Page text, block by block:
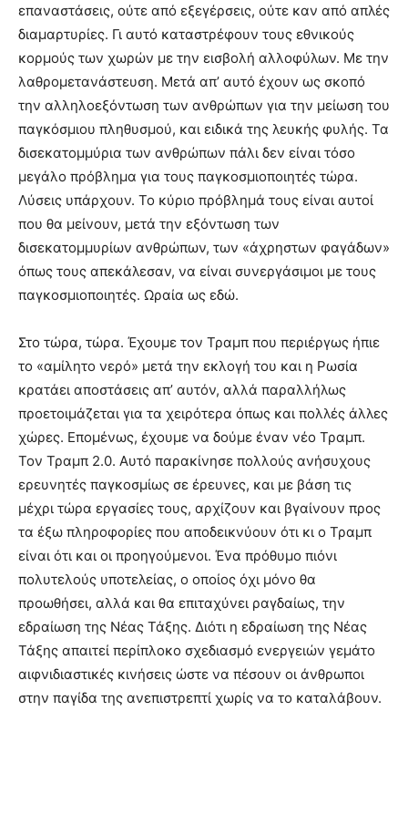
επαναστάσεις, ούτε από εξεγέρσεις, ούτε καν από απλές
διαμαρτυρίες. Γι αυτό καταστρέφουν τους εθνικούς
κορμούς των χωρών με την εισβολή αλλοφύλων. Με την
λαθρομετανάστευση. Μετά απ’ αυτό έχουν ως σκοπό
την αλληλοεξόντωση των ανθρώπων για την μείωση του
παγκόσμιου πληθυσμού, και ειδικά της λευκής φυλής. Τα
δισεκατομμύρια των ανθρώπων πάλι δεν είναι τόσο
μεγάλο πρόβλημα για τους παγκοσμιοποιητές τώρα.
Λύσεις υπάρχουν. Το κύριο πρόβλημά τους είναι αυτοί
που θα μείνουν, μετά την εξόντωση των
δισεκατομμυρίων ανθρώπων, των «άχρηστων φαγάδων»
όπως τους απεκάλεσαν, να είναι συνεργάσιμοι με τους
παγκοσμιοποιητές. Ωραία ως εδώ.
Στο τώρα, τώρα. Έχουμε τον Τραμπ που περιέργως ήπιε
το «αμίλητο νερό» μετά την εκλογή του και η Ρωσία
κρατάει αποστάσεις απ’ αυτόν, αλλά παραλλήλως
προετοιμάζεται για τα χειρότερα όπως και πολλές άλλες
χώρες. Επομένως, έχουμε να δούμε έναν νέο Τραμπ.
Τον Τραμπ 2.0. Αυτό παρακίνησε πολλούς ανήσυχους
ερευνητές παγκοσμίως σε έρευνες, και με βάση τις
μέχρι τώρα εργασίες τους, αρχίζουν και βγαίνουν προς
τα έξω πληροφορίες που αποδεικνύουν ότι κι ο Τραμπ
είναι ότι και οι προηγούμενοι. Ένα πρόθυμο πιόνι
πολυτελούς υποτελείας, ο οποίος όχι μόνο θα
προωθήσει, αλλά και θα επιταχύνει ραγδαίως, την
εδραίωση της Νέας Τάξης. Διότι η εδραίωση της Νέας
Τάξης απαιτεί περίπλοκο σχεδιασμό ενεργειών γεμάτο
αιφνιδιαστικές κινήσεις ώστε να πέσουν οι άνθρωποι
στην παγίδα της ανεπιστρεπτί χωρίς να το καταλάβουν.